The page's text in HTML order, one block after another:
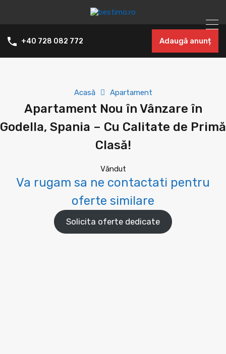
+40 728 082 772 Adaugă anunț
Acasă Apartament
Apartament Nou în Vânzare în
Godella, Spania – Cu Calitate de Primă
Clasă!
Văndut
Va rugam sa ne contactati pentru
oferte similare
Solicita oferte dedicate